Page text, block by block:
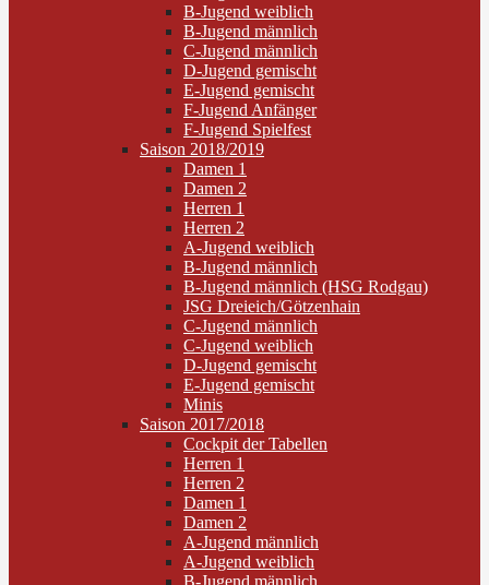
B-Jugend weiblich
B-Jugend männlich
C-Jugend männlich
D-Jugend gemischt
E-Jugend gemischt
F-Jugend Anfänger
F-Jugend Spielfest
Saison 2018/2019
Damen 1
Damen 2
Herren 1
Herren 2
A-Jugend weiblich
B-Jugend männlich
B-Jugend männlich (HSG Rodgau)
JSG Dreieich/Götzenhain
C-Jugend männlich
C-Jugend weiblich
D-Jugend gemischt
E-Jugend gemischt
Minis
Saison 2017/2018
Cockpit der Tabellen
Herren 1
Herren 2
Damen 1
Damen 2
A-Jugend männlich
A-Jugend weiblich
B-Jugend männlich